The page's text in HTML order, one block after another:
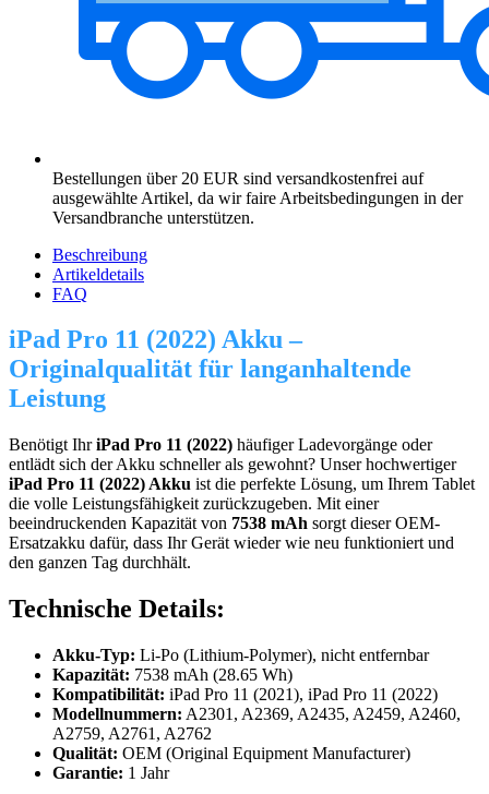
Bestellungen über 20 EUR sind versandkostenfrei auf
ausgewählte Artikel, da wir faire Arbeitsbedingungen in der
Versandbranche unterstützen.
Beschreibung
Artikeldetails
FAQ
iPad Pro 11 (2022) Akku –
Originalqualität für langanhaltende
Leistung
Benötigt IhriPad Pro 11 (2022) häufiger Ladevorgänge oder
entlädt sich der Akku schneller als gewohnt? Unser hochwertiger
iPad Pro 11 (2022) Akku ist die perfekte Lösung, um Ihrem Tablet
die volle Leistungsfähigkeit zurückzugeben. Mit einer
beeindruckenden Kapazität von 7538 mAh sorgt dieser OEM-
Ersatzakku dafür, dass Ihr Gerät wieder wie neu funktioniert und
den ganzen Tag durchhält.
Technische Details:
Akku-Typ: Li-Po (Lithium-Polymer), nicht entfernbar
Kapazität: 7538 mAh (28.65 Wh)
Kompatibilität: iPad Pro 11 (2021), iPad Pro 11 (2022)
Modellnummern: A2301, A2369, A2435, A2459, A2460,
A2759, A2761, A2762
Qualität: OEM (Original Equipment Manufacturer)
Garantie: 1 Jahr